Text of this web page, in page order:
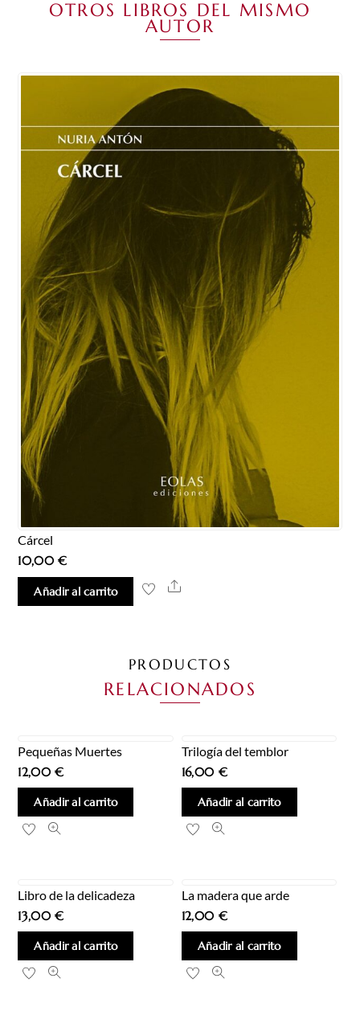
OTROS LIBROS DEL MISMO
AUTOR
Cárcel
10,00€
Añadir al carrito Share
PRODUCTOS
RELACIONADOS
Pequeñas Muertes
12,00€
Añadir al carrito
Trilogía del temblor
16,00 €
Añadir al carrito
Libro de la delicadeza
13,00€
Añadir al carrito
La madera que arde
12,00 €
Añadir al carrito